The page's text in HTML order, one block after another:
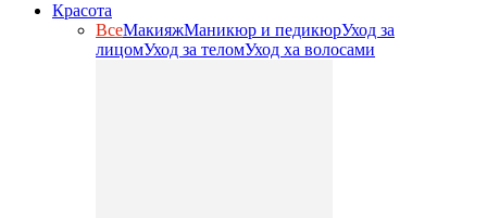
Красота
ВсеМакияжМаникюр и педикюрУход за
лицомУход за теломУход ха волосами